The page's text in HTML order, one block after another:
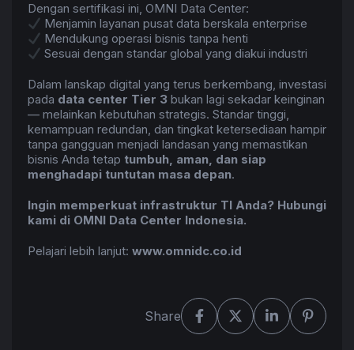
Dengan sertifikasi ini, OMNI Data Center:
Menjamin layanan pusat data berskala enterprise
Mendukung operasi bisnis tanpa henti
Sesuai dengan standar global yang diakui industri
Dalam lanskap digital yang terus berkembang, investasi
pada data center Tier 3 bukan lagi sekadar keinginan
— melainkan kebutuhan strategis. Standar tinggi,
kemampuan redundan, dan tingkat ketersediaan hampir
tanpa gangguan menjadi landasan yang memastikan
bisnis Anda tetap tumbuh, aman, dan siap
menghadapi tuntutan masa depan.
Ingin memperkuat infrastruktur TI Anda? Hubungi
kami di OMNI Data Center Indonesia.
Pelajari lebih lanjut: www.omnidc.co.id
Share